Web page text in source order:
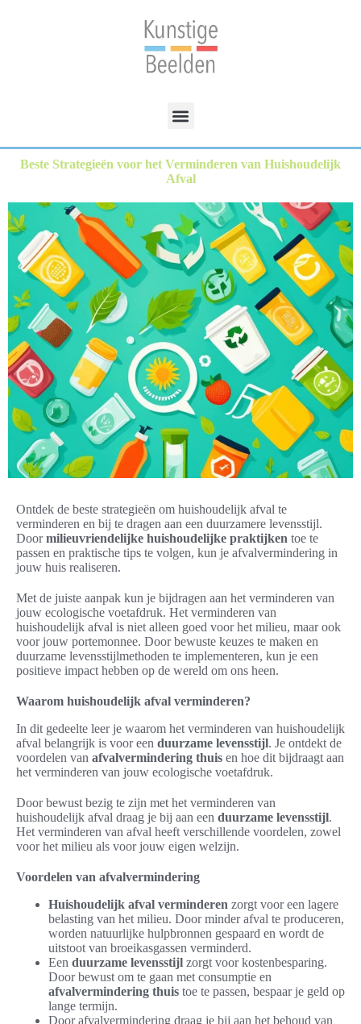
Beste Strategieën voor het Verminderen van Huishoudelijk
Afval
Ontdek de beste strategieën om huishoudelijk afval te
verminderen en bij te dragen aan een duurzamere levensstijl.
Doormilieuvriendelijke huishoudelijke praktijken toe te
passen en praktische tips te volgen, kun je afvalvermindering in
jouw huis realiseren.
Met de juiste aanpak kun je bijdragen aan het verminderen van
jouw ecologische voetafdruk. Het verminderen van
huishoudelijk afval is niet alleen goed voor het milieu, maar ook
voor jouw portemonnee. Door bewuste keuzes te maken en
duurzame levensstijlmethoden te implementeren, kun je een
positieve impact hebben op de wereld om ons heen.
Waarom huishoudelijk afval verminderen?
In dit gedeelte leer je waarom het verminderen van huishoudelijk
afval belangrijk is voor een duurzame levensstijl. Je ontdekt de
voordelen van afvalvermindering thuis en hoe dit bijdraagt aan
het verminderen van jouw ecologische voetafdruk.
Door bewust bezig te zijn met het verminderen van
huishoudelijk afval draag je bij aan een duurzame levensstijl.
Het verminderen van afval heeft verschillende voordelen, zowel
voor het milieu als voor jouw eigen welzijn.
Voordelen van afvalvermindering
Huishoudelijk afval verminderen zorgt voor een lagere
belasting van het milieu. Door minder afval te produceren,
worden natuurlijke hulpbronnen gespaard en wordt de
uitstoot van broeikasgassen verminderd.
Een duurzame levensstijl zorgt voor kostenbesparing.
Door bewust om te gaan met consumptie en
afvalvermindering thuis toe te passen, bespaar je geld op
lange termijn.
Door afvalvermindering draag je bij aan het behoud van